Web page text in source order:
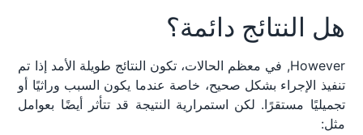
هل النتائج دائمة؟
However, في معظم الحالات، تكون النتائج طويلة الأمد إذا تم
تنفيذ الإجراء بشكل صحيح، خاصة عندما يكون السبب وراثيًا أو
تجميليًا مستقرًا. لكن استمرارية النتيجة قد تتأثر أيضًا بعوامل
مثل: